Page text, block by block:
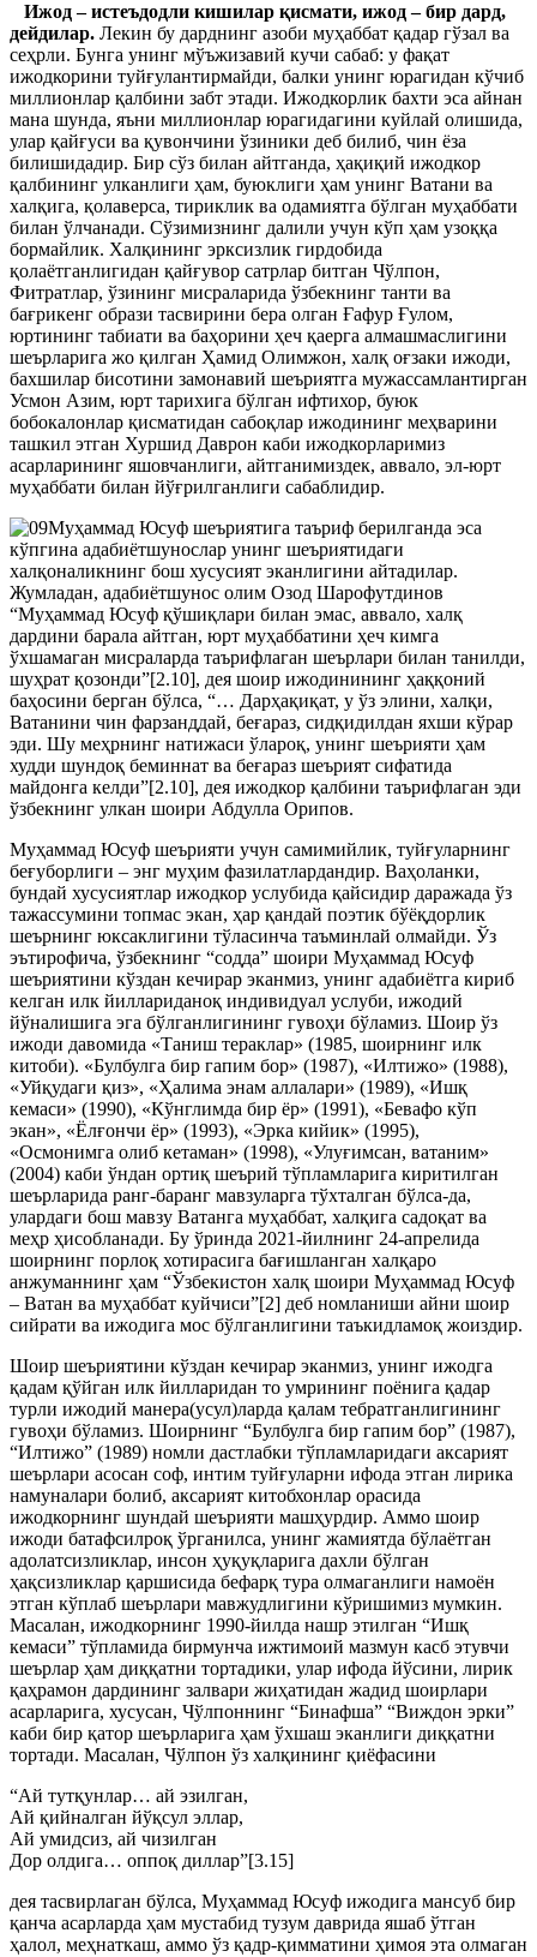
Ижод – истеъдодли кишилар қисмати, ижод – бир дард,
дейдилар. Лекин бу дарднинг азоби муҳаббат қадар гўзал ва
сеҳрли. Бунга унинг мўъжизавий кучи сабаб: у фақат
ижодкорини туйғулантирмайди, балки унинг юрагидан кўчиб
миллионлар қалбини забт этади. Ижодкорлик бахти эса айнан
мана шунда, яъни миллионлар юрагидагини куйлай олишида,
улар қайғуси ва қувончини ўзиники деб билиб, чин ёза
билишидадир. Бир сўз билан айтганда, ҳақиқий ижодкор
қалбининг улканлиги ҳам, буюклиги ҳам унинг Ватани ва
халқига, қолаверса, тириклик ва одамиятга бўлган муҳаббати
билан ўлчанади. Сўзимизнинг далили учун кўп ҳам узоққа
бормайлик. Халқининг эрксизлик гирдобида
қолаётганлигидан қайғувор сатрлар битган Чўлпон,
Фитратлар, ўзининг мисраларида ўзбекнинг танти ва
бағрикенг образи тасвирини бера олган Ғафур Ғулом,
юртининг табиати ва баҳорини ҳеч қаерга алмашмаслигини
шеърларига жо қилган Ҳамид Олимжон, халқ оғзаки ижоди,
бахшилар бисотини замонавий шеъриятга мужассамлантирган
Усмон Азим, юрт тарихига бўлган ифтихор, буюк
бобокалонлар қисматидан сабоқлар ижодининг меҳварини
ташкил этган Хуршид Даврон каби ижодкорларимиз
асарларининг яшовчанлиги, айтганимиздек, аввало, эл-юрт
муҳаббати билан йўғрилганлиги сабаблидир.
Муҳаммад Юсуф шеъриятига таъриф берилганда эса
кўпгина адабиётшунослар унинг шеъриятидаги
халқоналикнинг бош хусусият эканлигини айтадилар.
Жумладан, адабиётшунос олим Озод Шарофутдинов
“Муҳаммад Юсуф қўшиқлари билан эмас, аввало, халқ
дардини барала айтган, юрт муҳаббатини ҳеч кимга
ўхшамаган мисраларда таърифлаган шеърлари билан танилди,
шуҳрат қозонди”[2.10], дея шоир ижодинининг ҳаққоний
баҳосини берган бўлса, “… Дарҳақиқат, у ўз элини, халқи,
Ватанини чин фарзанддай, беғараз, сидқидилдан яхши кўрар
эди. Шу меҳрнинг натижаси ўлароқ, унинг шеърияти ҳам
худди шундоқ беминнат ва беғараз шеърият сифатида
майдонга келди”[2.10], дея ижодкор қалбини таърифлаган эди
ўзбекнинг улкан шоири Абдулла Орипов.
Муҳаммад Юсуф шеърияти учун самимийлик, туйғуларнинг
беғуборлиги – энг муҳим фазилатлардандир. Ваҳоланки,
бундай хусусиятлар ижодкор услубида қайсидир даражада ўз
тажассумини топмас экан, ҳар қандай поэтик бўёқдорлик
шеърнинг юксаклигини тўласинча таъминлай олмайди. Ўз
эътирофича, ўзбекнинг “содда” шоири Муҳаммад Юсуф
шеъриятини кўздан кечирар эканмиз, унинг адабиётга кириб
келган илк йиллариданоқ индивидуал услуби, ижодий
йўналишига эга бўлганлигининг гувоҳи бўламиз. Шоир ўз
ижоди давомида «Таниш тераклар» (1985, шоирнинг илк
китоби). «Булбулга бир гапим бор» (1987), «Илтижо» (1988),
«Уйқудаги қиз», «Ҳалима энам аллалари» (1989), «Ишқ
кемаси» (1990), «Кўнглимда бир ёр» (1991), «Бевафо кўп
экан», «Ёлғончи ёр» (1993), «Эрка кийик» (1995),
«Осмонимга олиб кетаман» (1998), «Улуғимсан, ватаним»
(2004) каби ўндан ортиқ шеърий тўпламларига киритилган
шеърларида ранг-баранг мавзуларга тўхталган бўлса-да,
улардаги бош мавзу Ватанга муҳаббат, халқига садоқат ва
меҳр ҳисобланади. Бу ўринда 2021-йилнинг 24-апрелида
шоирнинг порлоқ хотирасига бағишланган халқаро
анжуманнинг ҳам “Ўзбекистон халқ шоири Муҳаммад Юсуф
– Ватан ва муҳаббат куйчиси”[2] деб номланиши айни шоир
сийрати ва ижодига мос бўлганлигини таъкидламоқ жоиздир.
Шоир шеъриятини кўздан кечирар эканмиз, унинг ижодга
қадам қўйган илк йилларидан то умрининг поёнига қадар
турли ижодий манера(усул)ларда қалам тебратганлигининг
гувоҳи бўламиз. Шоирнинг “Булбулга бир гапим бор” (1987),
“Илтижо” (1989) номли дастлабки тўпламларидаги аксарият
шеърлари асосан соф, интим туйғуларни ифода этган лирика
намуналари болиб, аксарият китобхонлар орасида
ижодкорнинг шундай шеърияти машҳурдир. Аммо шоир
ижоди батафсилроқ ўрганилса, унинг жамиятда бўлаётган
адолатсизликлар, инсон ҳуқуқларига дахли бўлган
ҳақсизликлар қаршисида бефарқ тура олмаганлиги намоён
этган кўплаб шеърлари мавжудлигини кўришимиз мумкин.
Масалан, ижодкорнинг 1990-йилда нашр этилган “Ишқ
кемаси” тўпламида бирмунча ижтимоий мазмун касб этувчи
шеърлар ҳам диққатни тортадики, улар ифода йўсини, лирик
қаҳрамон дардининг залвари жиҳатидан жадид шоирлари
асарларига, хусусан, Чўлпоннинг “Бинафша” “Виждон эрки”
каби бир қатор шеърларига ҳам ўхшаш эканлиги диққатни
тортади. Масалан, Чўлпон ўз халқининг қиёфасини
“Ай тутқунлар… ай эзилган,
Ай қийналган йўқсул эллар,
Ай умидсиз, ай чизилган
Дор олдига… оппоқ диллар”[3.15]
дея тасвирлаган бўлса, Муҳаммад Юсуф ижодига мансуб бир
қанча асарларда ҳам мустабид тузум даврида яшаб ўтган
ҳалол, меҳнаткаш, аммо ўз қадр-қимматини ҳимоя эта олмаган